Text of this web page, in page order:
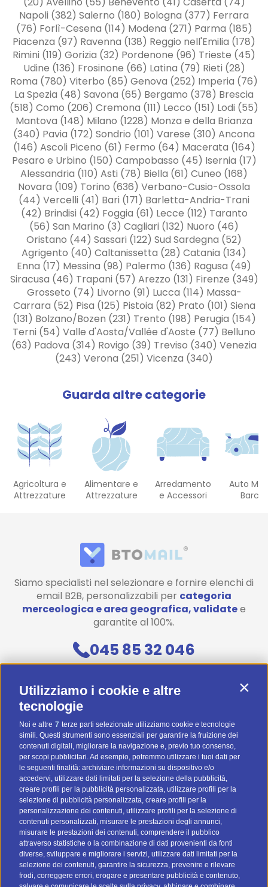
Utilizziamo i cookie e altre
tecnologie
Noi e altre 7 terze parti selezionate utilizziamo cookie e tecnologie
simili. Questi strumenti sono essenziali per garantire la fruizione dei
contenuti digitali, migliorare la navigazione e, previo tuo consenso,
per scopi pubblicitari. Ad esempio, potremmo utilizzare i tuoi dati per
le seguenti finalità: archiviare informazioni su dispositivo e/o
accedervi, utilizzare dati limitati per la selezione della pubblicità,
creare profili per la pubblicità personalizzata, utilizzare profili per la
selezione di pubblicità personalizzata, creare profili per la
personalizzazione dei contenuti, utilizzare profili per la selezione di
contenuti personalizzati, misurare le prestazioni degli annunci,
misurare le prestazioni dei contenuti, comprendere il pubblico
attraverso statistiche o la combinazione di dati provenienti da fonti
diverse, sviluppare e migliorare i servizi, utilizzare dati limitati per la
selezione dei contenuti, garantire la sicurezza, prevenire e rilevare
frodi, correggere errori, erogare e presentare pubblicità e contenuto,
Napoli (382) Salerno (180) Bologna (377) Ferrara
(76) Forlì-Cesena (114) Modena (271) Parma (185)
Piacenza (97) Ravenna (138) Reggio nell'Emilia (178)
Rimini (119) Gorizia (32) Pordenone (96) Trieste (45)
Udine (136) Frosinone (66) Latina (79) Rieti (28)
Roma (780) Viterbo (85) Genova (252) Imperia (76)
La Spezia (48) Savona (65) Bergamo (378) Brescia
(518) Como (206) Cremona (111) Lecco (151) Lodi (55)
Mantova (148) Milano (1228) Monza e della Brianza
(340) Pavia (172) Sondrio (101) Varese (310) Ancona
(146) Ascoli Piceno (61) Fermo (64) Macerata (164)
Pesaro e Urbino (150) Campobasso (45) Isernia (17)
Alessandria (110) Asti (78) Biella (61) Cuneo (168)
Novara (109) Torino (636) Verbano-Cusio-Ossola
(44) Vercelli (41) Bari (171) Barletta-Andria-Trani
(42) Brindisi (42) Foggia (61) Lecce (112) Taranto
(56) San Marino (3) Cagliari (132) Nuoro (46)
Oristano (44) Sassari (122) Sud Sardegna (52)
Agrigento (40) Caltanissetta (28) Catania (134)
Enna (17) Messina (98) Palermo (136) Ragusa (49)
Siracusa (46) Trapani (57) Arezzo (131) Firenze (349)
Grosseto (74) Livorno (91) Lucca (114) Massa-
Carrara (52) Pisa (125) Pistoia (82) Prato (101) Siena
(131) Bolzano/Bozen (231) Trento (198) Perugia (154)
Terni (54) Valle d'Aosta/Vallée d'Aoste (77) Belluno
(63) Padova (314) Rovigo (39) Treviso (340) Venezia
(243) Verona (251) Vicenza (340)
Guarda altre categorie
Agricoltura e
Attrezzature
Alimentare e
Attrezzature
Arredamento
e Accessori
Auto
Siamo specialisti nel selezionare e fornire elenchi di
email B2B, personalizzabili per categoria
merceologica e area geografica, validatee
garantite al 100%.
045 85 32 046
Diventa uno di noi! (Posizioni aperte)
Preventivo Personalizzato
BTOMAIL Pro
Metodi Di Pagamento
I nostri social